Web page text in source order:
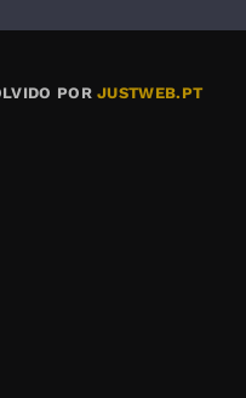
PORJUSTWEB.PT